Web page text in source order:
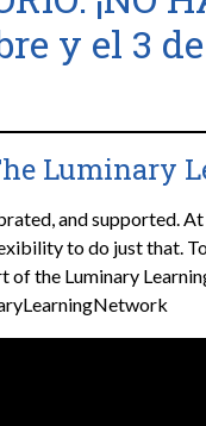
y el 3
Luminary
and supported.
to do just that.
of the Luminary